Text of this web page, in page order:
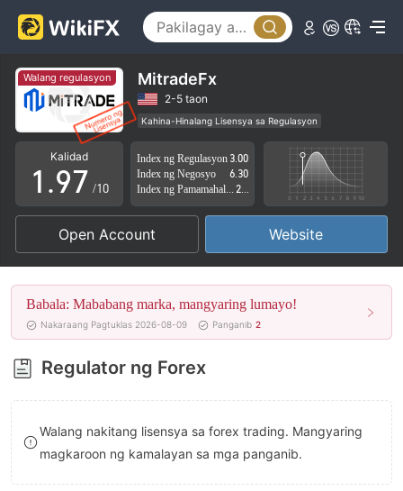
Walang regulasyon MitradeFx
2-5 taon
Kahina-Hinalang Lisensya sa Regulasyon
Kahina-hinalang saklaw ng Negosyo
Mataas na potensyal na peligro
Kalidad
0
1
2
3
4
5
6
7
8
9
.
5
6
7
8
9
3
4
5
6
7
8
9
/10
Index ng Regulasyon 3.00
Index ng Negosyo
6.30
2.79
Open Account Website
Babala: Mababang marka, mangyaring lumayo!
Nakaraang Pagtuklas 2026-08-09 Panganib 2
Regulator ng Forex
Walang nakitang lisensya sa forex trading. Mangyaring
magkaroon ng kamalayan sa mga panganib.